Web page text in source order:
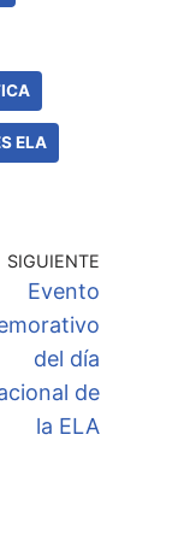
ELA
SIGUIENTE
Evento
del día
de
la ELA